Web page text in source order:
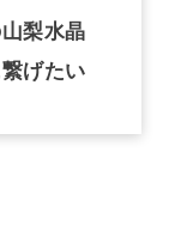
梨水晶
げたい